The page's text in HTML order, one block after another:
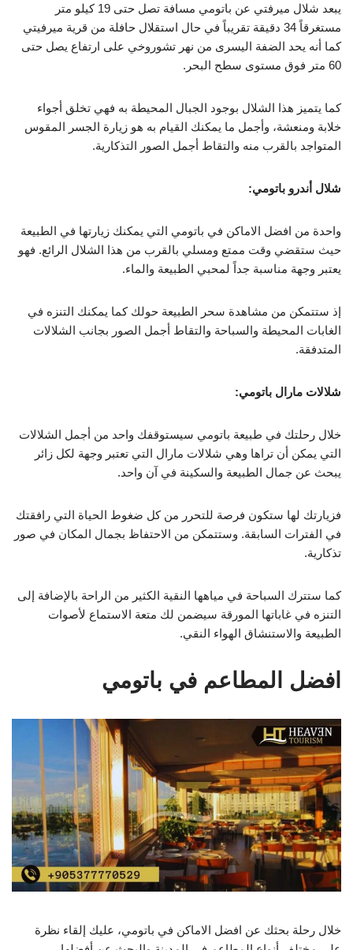
يبعد شلال ميرفتي عن باتومي مسافة تصل حتى 19 كيلو متر
مستغرقاً 34 دقيقة تقريباً في حال استقلال حافلة من قرية ميرفيتي
كما أنه يحد الضفة اليسرى من نهر تشوروخي على ارتفاع يصل حتى
60 متر فوق مستوى سطح البحر.
كما يتميز هذا الشلال بوجود الجبال المحيطة به فهي تخلق أجواء
خلابة ومنعشة، وأجمل ما يمكنك القيام به هو زيارة الجسر المقوس
المتواجد بالقرب منه والتقاط أجمل الصور التذكارية.
شلال أندرو باتومي:
واحدة من افضل الاماكن في باتومي التي يمكنك زيارتها في الطبيعة
حيث ستقضي وقت ممتع ومسلي بالقرب من هذا الشلال الرائع. فهو
يعتبر وجهة مناسبة جداً لمحبي الطبيعة والماء.
إذ ستتمكن من مشاهدة سحر الطبيعة حولك كما يمكنك التنزه في
الغابات المحيطة والسباحة والتقاط أجمل الصور بجانب الشلالات
المتدفقة.
شلالات مارال باتومي:
خلال رحلتك في طبيعة باتومي سيستوقفك واحد من أجمل الشلالات
التي يمكن أن تراها وهي شلالات مارال التي تعتبر وجهة لكل زائر
يبحث عن جمال الطبيعة والسكينة في آن واحد.
فزيارتك لها ستكون فرصة للتحرر من كل ضغوط الحياة التي رافقتك
في الفترات السابقة. وستتمكن من الاحتفاظ بجمال المكان في صور
تذكارية.
كما ستترك السباحة في مياهها النقية الكثير من الراحة بالإضافة إلى
التنزه في غاباتها المورقة سيضمن لك متعة الاستماع لأصوات
الطبيعة والاستنشاق الهواء النقي.
افضل المطاعم في باتومي
خلال رحلة بحثك عن افضل الاماكن في باتومي، عليك إلقاء نظرة